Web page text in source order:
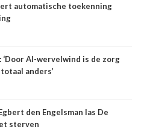
automatische toekenning
AI-wervelwind is de zorg
anders’
den Engelsman las De
sterven